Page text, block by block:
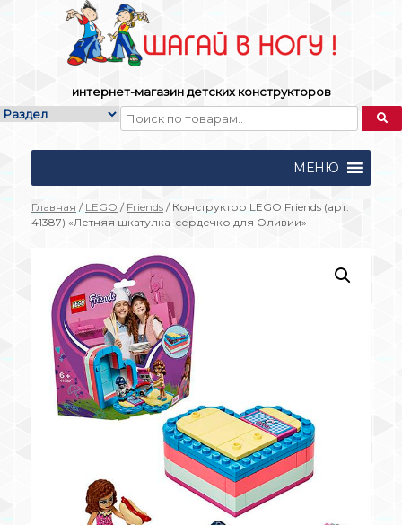
интернет-магазин детских конструкторов
МЕНЮ
Главная / LEGO / Friends / Конструктор LEGO Friends (арт.
41387) «Летняя шкатулка-сердечко для Оливии»